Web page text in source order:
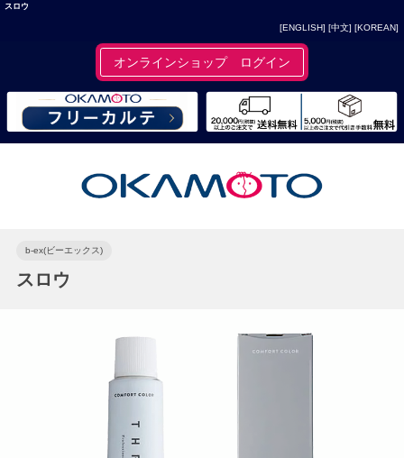
スロウ
[ENGLISH] [中文] [KOREAN]
オンラインショップ ログイン
b-ex(ビーエックス)
スロウ